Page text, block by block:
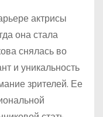
актрисы
она стала
снялась во
и уникальность
зрителей. Ее